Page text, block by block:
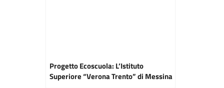
Progetto Ecoscuola: L’Istituto
Superiore “Verona Trento” di Messina